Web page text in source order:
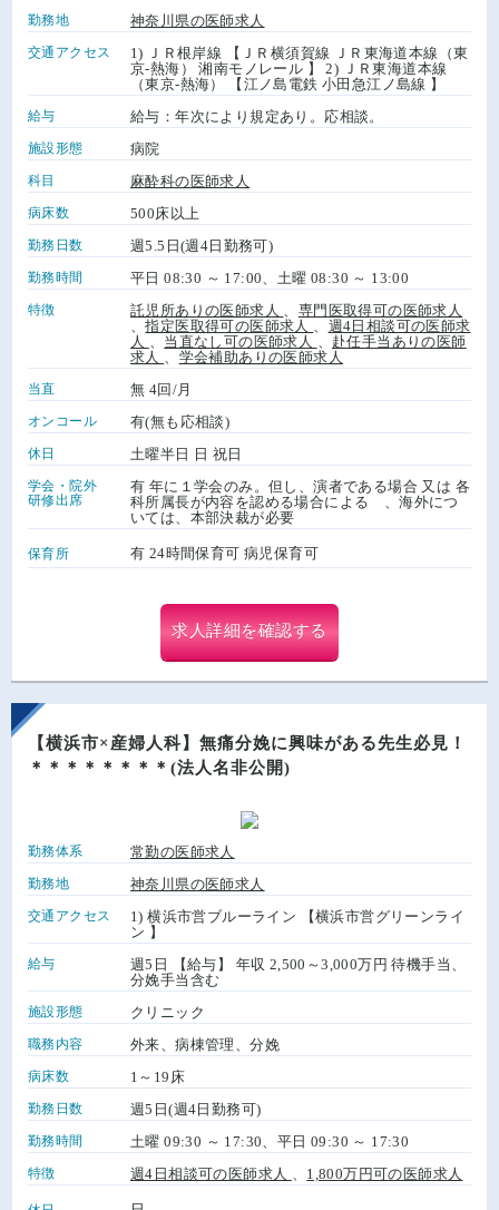
勤務地 神奈川県の医師求人
交通アクセス
1) ＪＲ根岸線 【ＪＲ横須賀線 ＪＲ東海道本線（東
京-熱海） 湘南モノレール 】 2) ＪＲ東海道本線
（東京-熱海） 【江ノ島電鉄 小田急江ノ島線 】
給与 給与：年次により規定あり。応相談。
施設形態 病院
科目 麻酔科の医師求人
病床数 500床以上
勤務日数 週5.5日(週4日勤務可)
勤務時間 平日 08:30 ～ 17:00、土曜 08:30 ～ 13:00
特徴 託児所ありの医師求人
専門医取得可の医師求人
、指定医取得可の医師求人
週4日相談可の医師求
人
当直なし可の医師求人
赴任手当ありの医師
求人
学会補助ありの医師求人
当直 無 4回/月
オンコール 有(無も応相談)
休日 土曜半日 日 祝日
学会・院外
研修出席
有 年に１学会のみ。但し、演者である場合 又は 各
科所属長が内容を認める場合による 、海外につ
いては、本部決裁が必要
保育所 有 24時間保育可 病児保育可
求人詳細を確認する
【横浜市×産婦人科】無痛分娩に興味がある先生必見！
＊＊＊＊＊＊＊＊(法人名非公開)
勤務体系 常勤の医師求人
勤務地 神奈川県の医師求人
交通アクセス
1) 横浜市営ブルーライン 【横浜市営グリーンライ
ン 】
給与
週5日 【給与】 年収 2,500～3,000万円 待機手当、
分娩手当含む
施設形態 クリニック
職務内容 外来、病棟管理、分娩
病床数 1～19床
勤務日数 週5日(週4日勤務可)
勤務時間 土曜 09:30 ～ 17:30、平日 09:30 ～ 17:30
特徴 週4日相談可の医師求人 1,800万円可の医師求人